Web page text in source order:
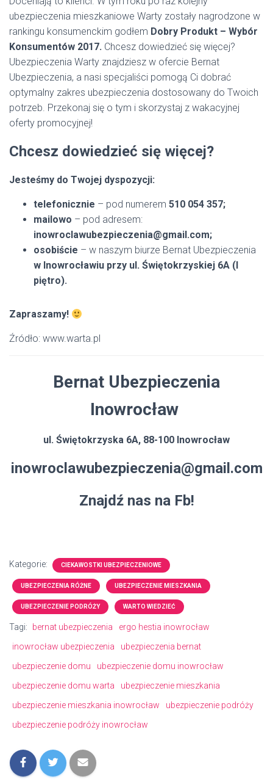
ubezpieczenia mieszkaniowe Warty zostały nagrodzone w
rankingu konsumenckim godłem Dobry Produkt – Wybór
Konsumentów 2017. Chcesz dowiedzieć się więcej?
Ubezpieczenia Warty znajdziesz w ofercie Bernat
Ubezpieczenia, a nasi specjaliści pomogą Ci dobrać
optymalny zakres ubezpieczenia dostosowany do Twoich
potrzeb. Przekonaj się o tym i skorzystaj z wakacyjnej
oferty promocyjnej!
Chcesz dowiedzieć się więcej?
Jesteśmy do Twojej dyspozycji:
telefonicznie – pod numerem 510 054 357;
mailowo – pod adresem:
inowroclawubezpieczenia@gmail.com;
osobiście – w naszym biurze Bernat Ubezpieczenia
w Inowrocławiu przy ul. Świętokrzyskiej 6A (I
piętro).
Zapraszamy!
Źródło: www.warta.pl
Bernat Ubezpieczenia
Inowrocław
ul. Świętokrzyska 6A, 88-100 Inowrocław
inowroclawubezpieczenia@gmail.com
Znajdź nas na Fb!
Kategorie: CIEKAWOSTKI UBEZPIECZENIOWE
UBEZPIECZENIA RÓŻNE UBEZPIECZENIE MIESZKANIA
UBEZPIECZENIE PODRÓŻY WARTO WIEDZIEĆ
Tagi: bernat ubezpieczenia
ergo hestia inowrocław
inowrocław ubezpieczenia
ubezpieczenia bernat
ubezpieczenie domu
ubezpieczenie domu inowrocław
ubezpieczenie domu warta
ubezpieczenie mieszkania
ubezpieczenie mieszkania inowrocław
ubezpieczenie podróży
ubezpieczenie podróży inowrocław